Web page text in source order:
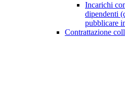
Incarichi
dipendenti
pubblicare
Contrattazione